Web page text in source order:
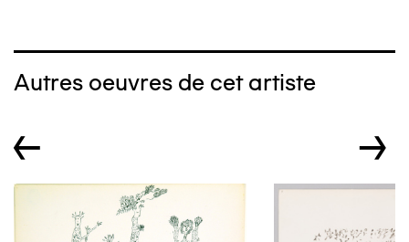
Autres oeuvres de cet artiste
← →